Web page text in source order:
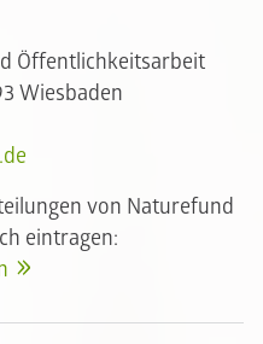
Öffentlichkeitsarbeit
Wiesbaden
von Naturefund
eintragen: